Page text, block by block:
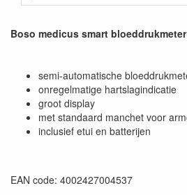
Boso medicus smart bloeddrukmeter
semi-automatische
onregelmatige hartslagindicatie
groot display
met standaard manchet voor
inclusief etui en batterijen
EAN code: 4002427004537